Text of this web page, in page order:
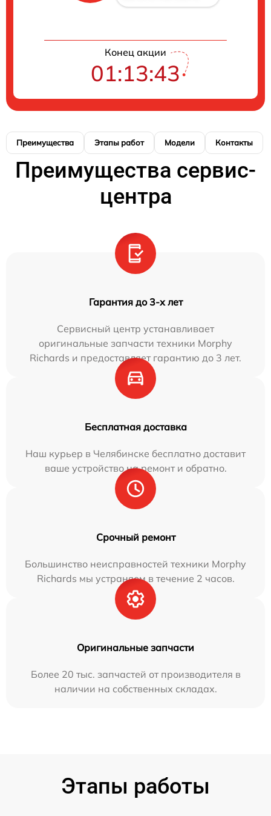
Конец акции
01:13:42
Преимущества Этапы работ Модели Контакты
Преимущества сервис-
центра
Гарантия до 3-х лет
Сервисный центр устанавливает
оригинальные запчасти техники Morphy
Richards и предоставляет гарантию до 3 лет.
Бесплатная доставка
Наш курьер в Челябинске бесплатно доставит
ваше устройство на ремонт и обратно.
Срочный ремонт
Большинство неисправностей техники Morphy
Richards мы устраняем в течение 2 часов.
Оригинальные запчасти
Более 20 тыс. запчастей от производителя в
наличии на собственных складах.
Этапы работы